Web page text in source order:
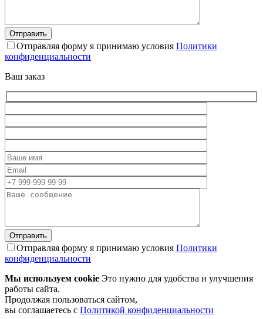
Отправляя форму я принимаю условия Политики
конфиденциальности
Ваш заказ
Отправляя форму я принимаю условия Политики
конфиденциальности
Мы используем cookie Это нужно для удобства и улучшения
работы сайта.
Продолжая пользоваться сайтом,
вы соглашаетесь с Политикой конфиденциальности